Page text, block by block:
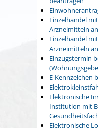
Einzelhandel
Arzneimitteln
Einzelhandel
Arzneimitteln
Einzugstermin
E-Kennzeichen
Elektronische
Institution mit
Elektronische